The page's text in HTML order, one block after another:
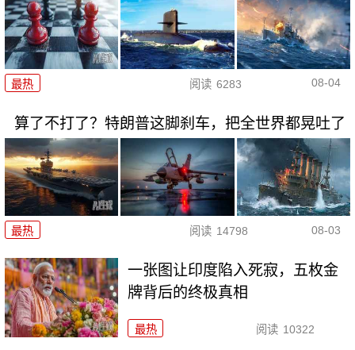
最热 阅读 6283 08-04
算了不打了？特朗普这脚刹车，把全世界都晃吐了
最热 阅读 14798 08-03
一张图让印度陷入死寂，五枚金
牌背后的终极真相
最热 阅读 10322